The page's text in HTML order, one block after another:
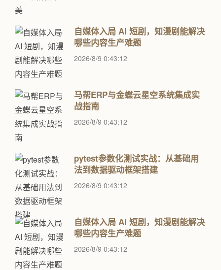
自媒体入局 AI 短剧，知漫剧能解决
哪些内容生产难题
2026/8/9 0:43:12
马帮ERP与金蝶云星空系统集成实
战指南
2026/8/9 0:43:12
pytest参数化测试实战：从基础用
法到数据驱动框架搭建
2026/8/9 0:43:12
自媒体入局 AI 短剧，知漫剧能解决
哪些内容生产难题
2026/8/9 0:43:12